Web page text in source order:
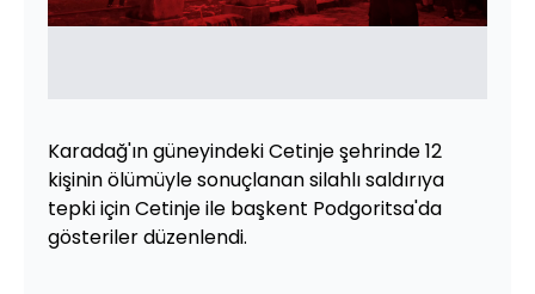
Karadağ'ın güneyindeki Cetinje şehrinde 12
kişinin ölümüyle sonuçlanan silahlı saldırıya
tepki için Cetinje ile başkent Podgoritsa'da
gösteriler düzenlendi.